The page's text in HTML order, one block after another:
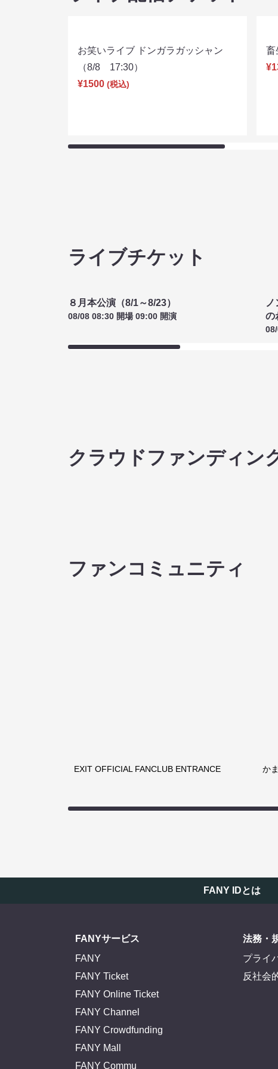
お笑いライブ ドンガラガッシャン
（8/8 17:30）
¥1500 (税込)
畜
ライブチケット
８月本公演（8/1～8/23）
08/08 08:30 開場 09:00 開演
の
クラウドファンディン
ファンコミュニティ
EXIT OFFICIAL FANCLUB ENTRANCE か
FANY IDとは
FANYサービス
FANY
FANY Ticket
FANY Online Ticket
FANY Channel
FANY Crowdfunding
FANY Mall
FANY Commu
法務・
プライ
反社会